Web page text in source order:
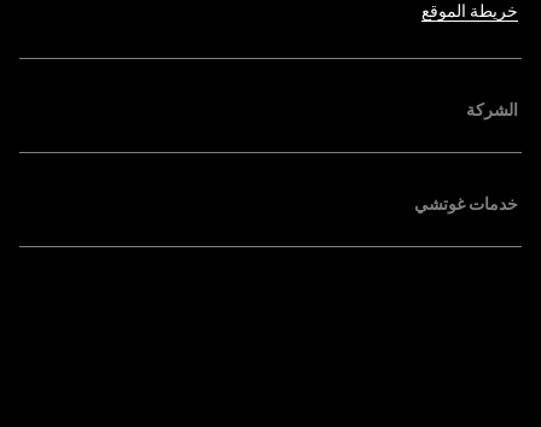
خريطة الموقع
الشركة
خدمات غوتشي